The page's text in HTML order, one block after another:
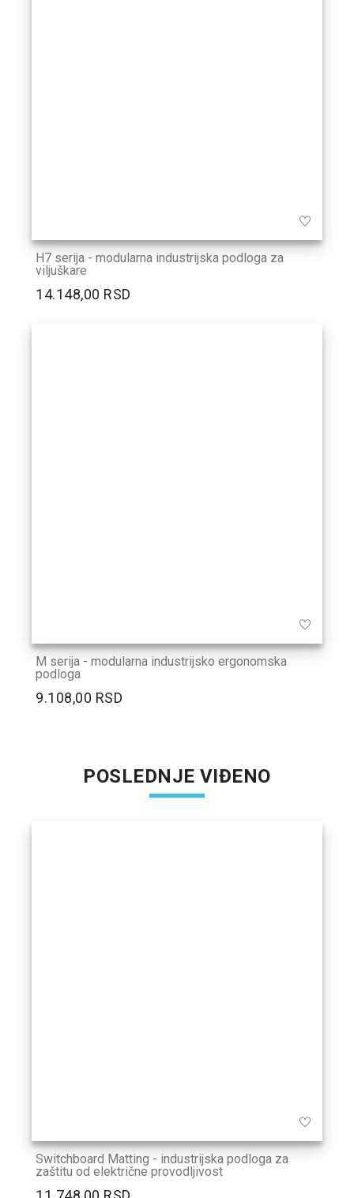
H7 serija - modularna industrijska podloga za
viljuškare
14.148,00 RSD
M serija - modularna industrijsko ergonomska
podloga
9.108,00 RSD
POSLEDNJE VIĐENO
Switchboard Matting - industrijska podloga za
zaštitu od električne provodljivost